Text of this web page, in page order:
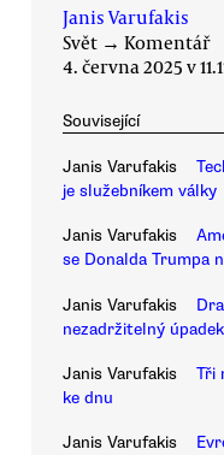
Janis Varufakis
Svět → Komentář
4. června 2025 v
Související
Janis Varufakis
je služebníkem války
Janis Varufakis
se Donalda Trumpa
Janis Varufakis
nezadržitelný
Janis Varufakis
Tři
ke dnu
Janis Varufakis